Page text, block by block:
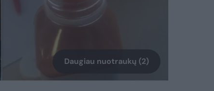
Daugiau nuotraukų (2)